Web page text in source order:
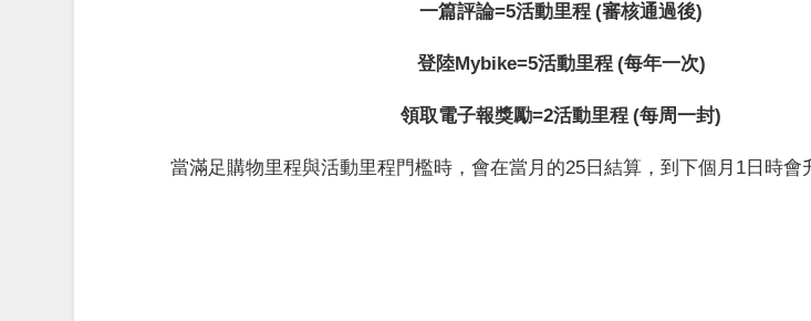
一篇評論=5活動里程 (審核通過後)
登陸Mybike=5活動里程 (每年一次)
領取電子報獎勵=2活動里程 (每周一封)
當滿足購物里程與活動里程門檻時，會在當月的25日結算，到下個月1日時會